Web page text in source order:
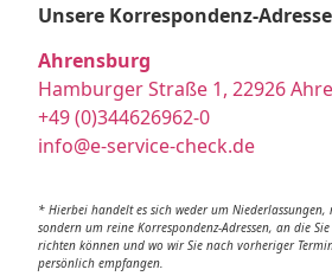
Unsere Korrespondenz-
Ahrensburg
Hamburger Straße 1, 22926
+49 (0)344626962-0
info@e-service-check.de
* Hierbei handelt es sich weder um Niederlassungen,
sondern um reine Korrespondenz-Adressen, an die
richten können und wo wir Sie nach vorheriger
persönlich empfangen.